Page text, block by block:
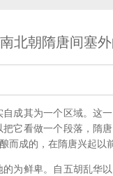
北朝隋唐间塞
成其为一个区域。这
它看做一个段落，隋
成的，在隋唐兴起以
为鲜卑。自五胡乱华